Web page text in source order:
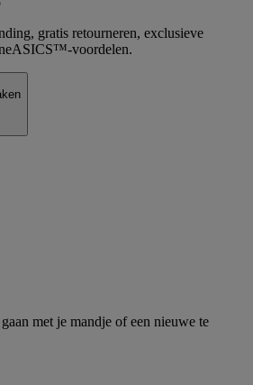
gratis retourneren, exclusieve
voordelen.
met je mandje of een nieuwe te